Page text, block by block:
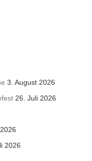
3. August 2026
26. Juli 2026
2026